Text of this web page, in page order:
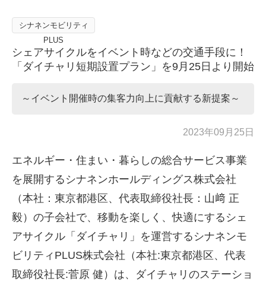
シナネンモビリティ
PLUS
シェアサイクルをイベント時などの交通手段に！
「ダイチャリ短期設置プラン」を9月25日より開始
～イベント開催時の集客力向上に貢献する新提案～
2023年09月25日
エネルギー・住まい・暮らしの総合サービス事業
を展開するシナネンホールディングス株式会社
（本社：東京都港区、代表取締役社長：山﨑 正
毅）の子会社で、 移動を楽しく、快適にするシェ
アサイクル「ダイチャリ」を運営するシナネンモ
ビリティ PLUS株式会社（本社:東京都港区、代表
取締役社長:菅原 健）は、ダイチャリのステーショ